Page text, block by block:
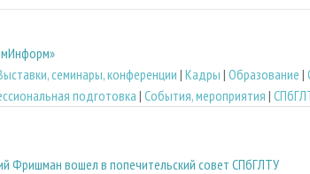
семинары, конференции | Кадры | Образование |
подготовка | События, мероприятия |
Фришман вошел в попечительский совет СПбГЛТУ